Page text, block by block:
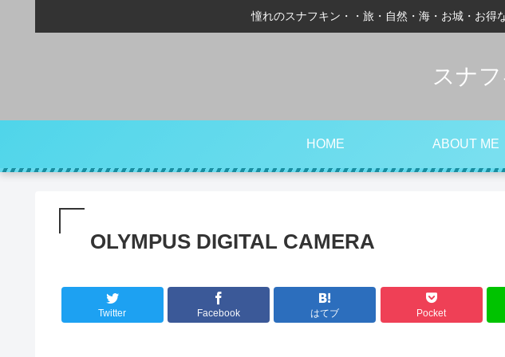
憧れのスナフキン・・旅・自然・海・お城・お得
スナ
HOME ABOUT ME
OLYMPUS DIGITAL CAMERA
Twitter Facebook はてブ Pocket